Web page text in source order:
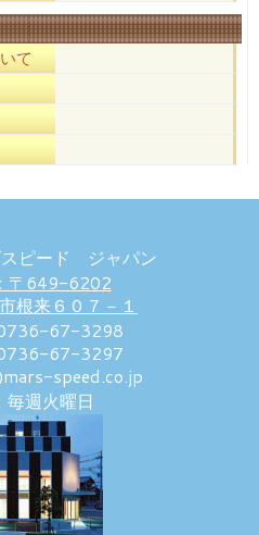
て
ピード ジャパン
〒649-6202
根来６０７－１
67-3298
67-3297
speed.co.jp
毎週火曜日